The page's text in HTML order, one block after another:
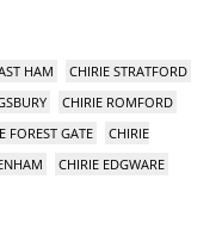
HAM
CHIRIE STRATFORD
CHIRIE ROMFORD
FOREST GATE
CHIRIE
CHIRIE EDGWARE